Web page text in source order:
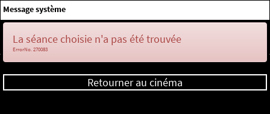
Message système
La séance choisie n'a pas été trouvée
ErrorNo. 270083
Retourner au cinéma